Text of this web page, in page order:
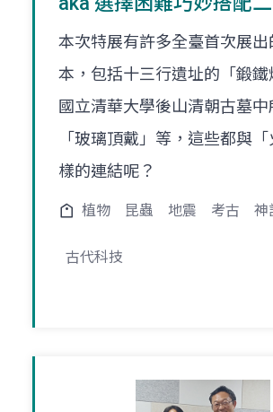
本次特展有許多全臺首次展出
本，包括十三行遺址的「鍛鐵
國立清華大學後山清朝古墓中
「玻璃頂戴」等，這些都與
樣的連結呢？
植物 昆蟲 地震 考古 神
古代科技